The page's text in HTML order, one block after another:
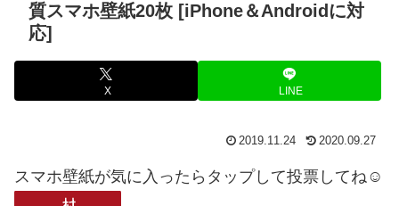
質スマホ壁紙20枚 [iPhone＆Androidに対
応]
X LINE
2019.11.24 2020.09.27
スマホ壁紙が気に入ったらタップして投票してね☺